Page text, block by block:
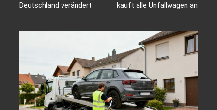
Deutschland verändert
kauft alle Unfallwagen an